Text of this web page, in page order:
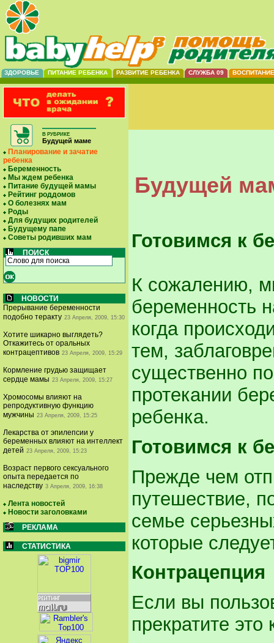
ЗДОРОВЬЕ ПИТАНИЕ РЕБЕНКА РАЗВИТИЕ РЕБЕНКА СЛУЖБА 09 ВОСПИТАНИЕ
В РУБРИКЕ
Будущей маме
Планирование и зачатие
ребенка
Беременность
Мы ждем ребенка
Питание будущей мамы
Рейтинг роддомов
О болезнях мам
Роды
Для будущих родителей
Будущему папе
Советы родивших мам
ПОИСК
НОВОСТИ
Прерывание беременности
подобно теракту 23 Апреля, 2009, 15:30
Хотите шикарно выглядеть?
Откажитесь от оральных
контрацептивов 23 Апреля, 2009, 15:29
Кормление грудью защищает
сердце мамы 23 Апреля, 2009, 15:27
Хромосомы влияют на
репродуктивную функцию
мужчины 23 Апреля, 2009, 15:25
Лекарства от эпилепсии у
беременных влияют на интеллект
детей 23 Апреля, 2009, 15:23
Возраст первого сексуального
опыта передается по
наследству 3 Апреля, 2009, 16:38
Лента новостей
Новости заголовками
РЕКЛАМА
СТАТИСТИКА
Будущей
Готовимся к
К сожалению,
беременность
когда
тем,
существенно
протекании
ребенка.
Готовимся к
Прежде чем
путешествие,
семье
которые
Контрацепция
Если вы
прекратите